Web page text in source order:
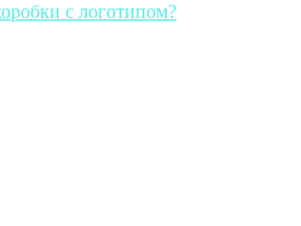
с логотипом?